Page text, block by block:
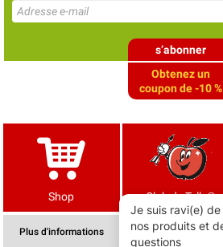
s’abonner
Obtenez un
coupon de -10 %
Shop Club de Tells®
Plus d'informations